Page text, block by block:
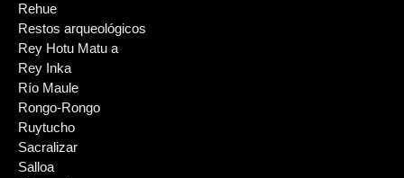
Rehue
Restos arqueológicos
Rey Hotu Matu a
Rey Inka
Río Maule
Rongo-Rongo
Ruytucho
Sacralizar
Salloa